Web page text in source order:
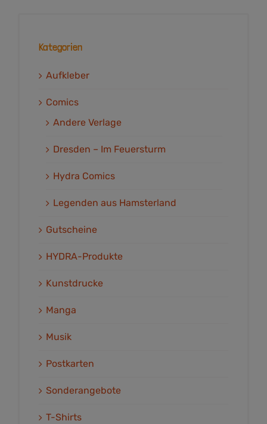
Kategorien
Aufkleber
Comics
Andere Verlage
Dresden – Im Feuersturm
Hydra Comics
Legenden aus Hamsterland
Gutscheine
HYDRA-Produkte
Kunstdrucke
Manga
Musik
Postkarten
Sonderangebote
T-Shirts